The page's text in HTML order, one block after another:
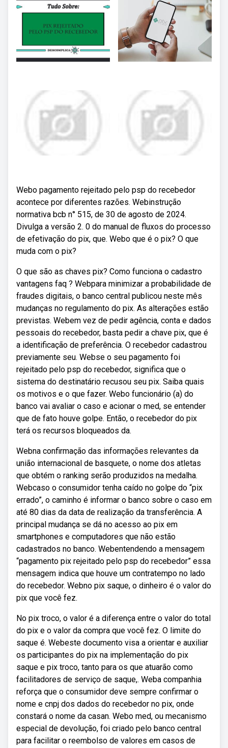
Webo pagamento rejeitado pelo psp do recebedor
acontece por diferentes razões. Webinstrução
normativa bcb n° 515, de 30 de agosto de 2024.
Divulga a versão 2. 0 do manual de fluxos do processo
de efetivação do pix, que. Webo que é o pix? O que
muda com o pix?
O que são as chaves pix? Como funciona o cadastro
vantagens faq ? Webpara minimizar a probabilidade de
fraudes digitais, o banco central publicou neste mês
mudanças no regulamento do pix. As alterações estão
previstas. Webem vez de pedir agência, conta e dados
pessoais do recebedor, basta pedir a chave pix, que é
a identificação de preferência. O recebedor cadastrou
previamente seu. Webse o seu pagamento foi
rejeitado pelo psp do recebedor, significa que o
sistema do destinatário recusou seu pix. Saiba quais
os motivos e o que fazer. Webo funcionário (a) do
banco vai avaliar o caso e acionar o med, se entender
que de fato houve golpe. Então, o recebedor do pix
terá os recursos bloqueados da.
Webna confirmação das informações relevantes da
união internacional de basquete, o nome dos atletas
que obtém o ranking serão produzidos na medalha.
Webcaso o consumidor tenha caído no golpe do “pix
errado”, o caminho é informar o banco sobre o caso em
até 80 dias da data de realização da transferência. A
principal mudança se dá no acesso ao pix em
smartphones e computadores que não estão
cadastrados no banco. Webentendendo a mensagem
“pagamento pix rejeitado pelo psp do recebedor” essa
mensagem indica que houve um contratempo no lado
do recebedor. Webno pix saque, o dinheiro é o valor do
pix que você fez.
No pix troco, o valor é a diferença entre o valor do total
do pix e o valor da compra que você fez. O limite do
saque é. Webeste documento visa a orientar e auxiliar
os participantes do pix na implementação do pix
saque e pix troco, tanto para os que atuarão como
facilitadores de serviço de saque,. Weba companhia
reforça que o consumidor deve sempre confirmar o
nome e cnpj dos dados do recebedor no pix, onde
constará o nome da casan. Webo med, ou mecanismo
especial de devolução, foi criado pelo banco central
para facilitar o reembolso de valores em casos de